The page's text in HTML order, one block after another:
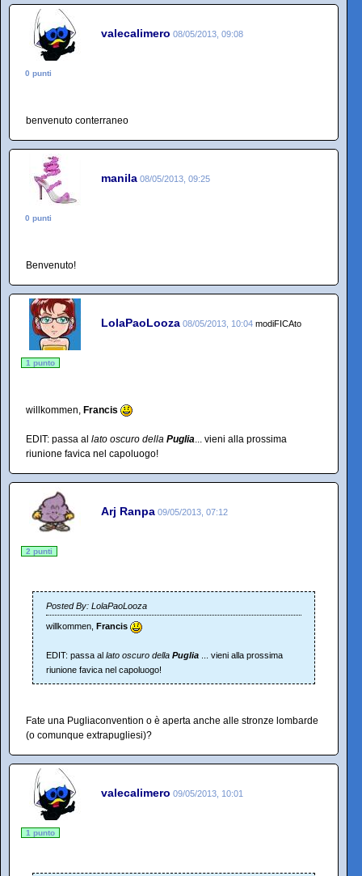
valecalimero 08/05/2013, 09:08
0 punti
benvenuto conterraneo
manila 08/05/2013, 09:25
0 punti
Benvenuto!
LolaPaoLooza 08/05/2013, 10:04 modiFICAto
1 punto
willkommen, Francis
EDIT: passa al lato oscuro della Puglia... vieni alla prossima
riunione favica nel capoluogo!
Arj Ranpa 09/05/2013, 07:12
2 punti
Posted By: LolaPaoLooza
willkommen, Francis
EDIT: passa al lato oscuro della Puglia
... vieni alla prossima
riunione favica nel capoluogo!
Fate una Pugliaconvention o è aperta anche alle stronze lombarde
(o comunque extrapugliesi)?
valecalimero 09/05/2013, 10:01
1 punto